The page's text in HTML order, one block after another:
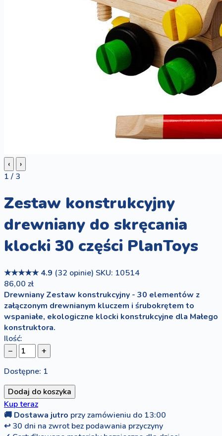
‹
›
1 / 3
Zestaw konstrukcyjny
drewniany do skręcania
klocki 30 części PlanToys
★★★★★ 4.9 (32 opinie) SKU: 10514
86,00 zł
Drewniany Zestaw konstrukcyjny - 30 elementów z
załączonym drewnianym kluczem i śrubokrętem to
wspaniałe, ekologiczne klocki konstrukcyjne dla Małego
konstruktora.
Ilość:
−
+
Dostępne: 1
Dodaj do koszyka
Kup teraz
🚚 Dostawa jutro przy zamówieniu do 13:00
↩ 30 dni na zwrot bez podawania przyczyny